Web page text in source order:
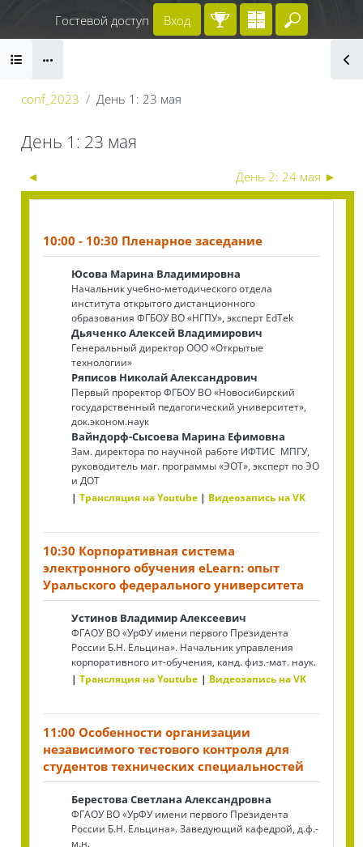
Перейти к основному содержанию
Введите
Гостевой доступ Вход
Блоки
conf_2023 День 1: 23 мая
День 1: 23 мая
Блоки
Секция: День 1: 23 мая | II
◄ День 2: 24 мая ►
10:00 - 10:30 Пленарное заседание
Юсова Марина Владимировна
Начальник учебно-методического отдела
института открытого дистанционного
образования ФГБОУ ВО «‎‎НГПУ», эксперт EdTek
Дьяченко Алексей Владимирович
Генеральный директор ООО «Открытые
технологии»
Ряписов Николай Александрович
Первый проректор ФГБОУ ВО «Новосибирский
государственный педагогический университет»,
док.эконом.наук
Вайндорф-Сысоева Марина Ефимовна
Зам. директора по научной работе ИФТИС МПГУ,
руководитель маг. программы «ЭОТ», эксперт по ЭО
и ДОТ
Трансляция на Youtube
Видеозапись на VK
10:30 Корпоративная система
электронного обучения eLearn: опыт
Уральского федерального университета
Устинов Владимир Алексеевич
ФГАОУ ВО «УрФУ имени первого Президента
России Б.Н. Ельцина». Начальник управления
корпоративного ит-обучения, канд. физ.-мат. наук.
Трансляция на Youtube
Видеозапись на VK
11:00 Особенности организации
независимого тестового контроля для
студентов технических специальностей
Берестова Светлана Александровна
ФГАОУ ВО «УрФУ имени первого Президента
России Б.Н. Ельцина». Заведующий кафедрой, д.ф.-
м.н.